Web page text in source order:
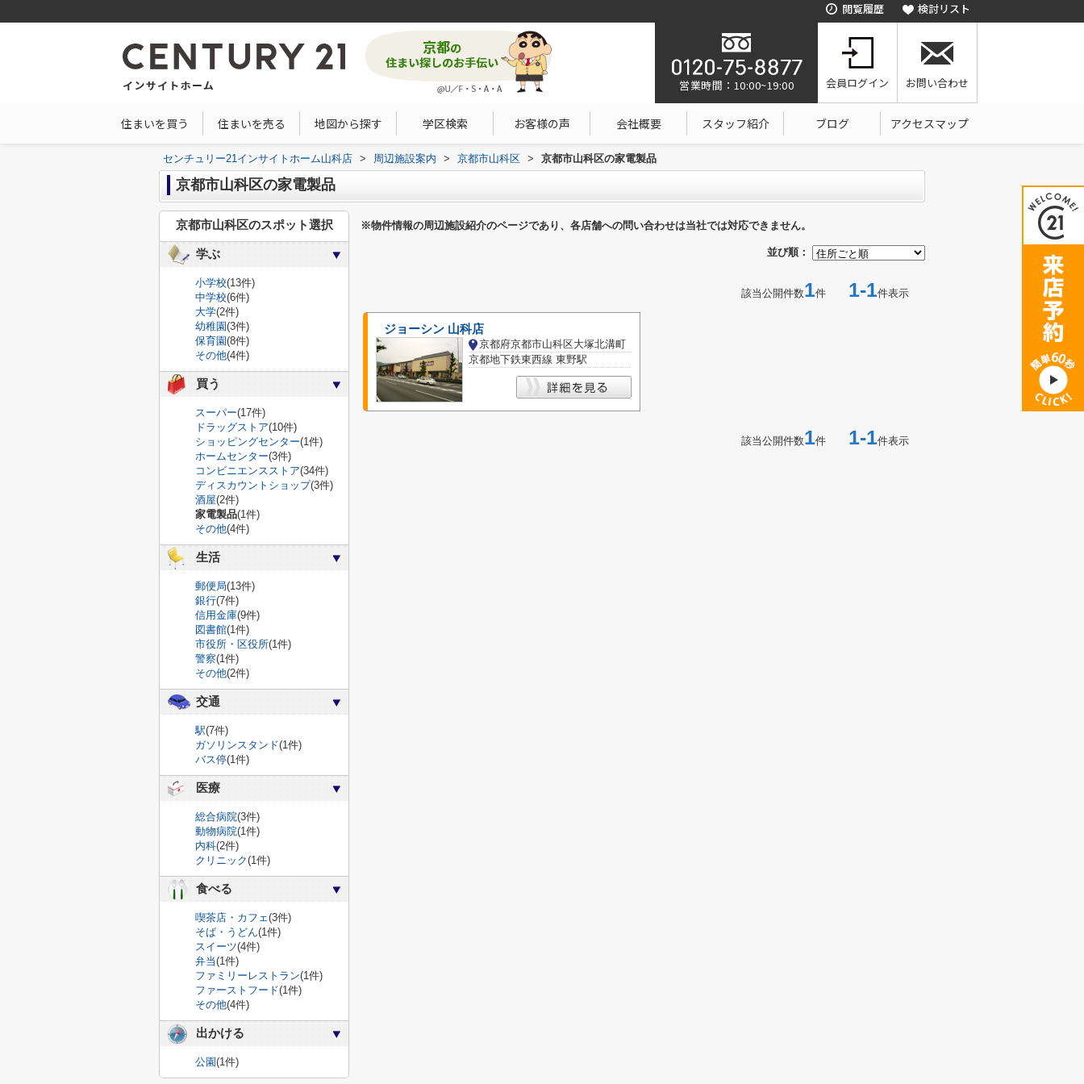
閲覧履歴 検討リスト
営業時間：10:00~19:00 会員ログイン お問い合わせ
住まいを買う 住まいを売る 地図から探す 学区検索 お客様の声 会社概要 スタッフ紹介 ブログ アクセスマップ
センチュリー21インサイトホーム山科店 > 周辺施設案内 > 京都市山科区 > 京都市山科区の家電製品
京都市山科区の家電製品
※物件情報の周辺施設紹介のページであり、各店舗への問い合わせは当社では対応できません。
並び順：
該当公開件数1件 1-1件表示
ジョーシン 山科店
京都府京都市山科区大塚北溝町
京都地下鉄東西線 東野駅
該当公開件数1件 1-1件表示
京都市山科区のスポット選択
学ぶ
小学校(13件)
中学校(6件)
大学(2件)
幼稚園(3件)
保育園(8件)
その他(4件)
買う
スーパー(17件)
ドラッグストア(10件)
ショッピングセンター(1件)
ホームセンター(3件)
コンビニエンスストア(34件)
ディスカウントショップ(3件)
酒屋(2件)
家電製品(1件)
その他(4件)
生活
郵便局(13件)
銀行(7件)
信用金庫(9件)
図書館(1件)
市役所・区役所(1件)
警察(1件)
その他(2件)
交通
駅(7件)
ガソリンスタンド(1件)
バス停(1件)
医療
総合病院(3件)
動物病院(1件)
内科(2件)
クリニック(1件)
食べる
喫茶店・カフェ(3件)
そば・うどん(1件)
スイーツ(4件)
弁当(1件)
ファミリーレストラン(1件)
ファーストフード(1件)
その他(4件)
出かける
公園(1件)